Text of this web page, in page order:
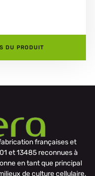
DU PRODUIT
françaises et
et 13485 reconnues à
en tant que principal
de culture cellulaire.